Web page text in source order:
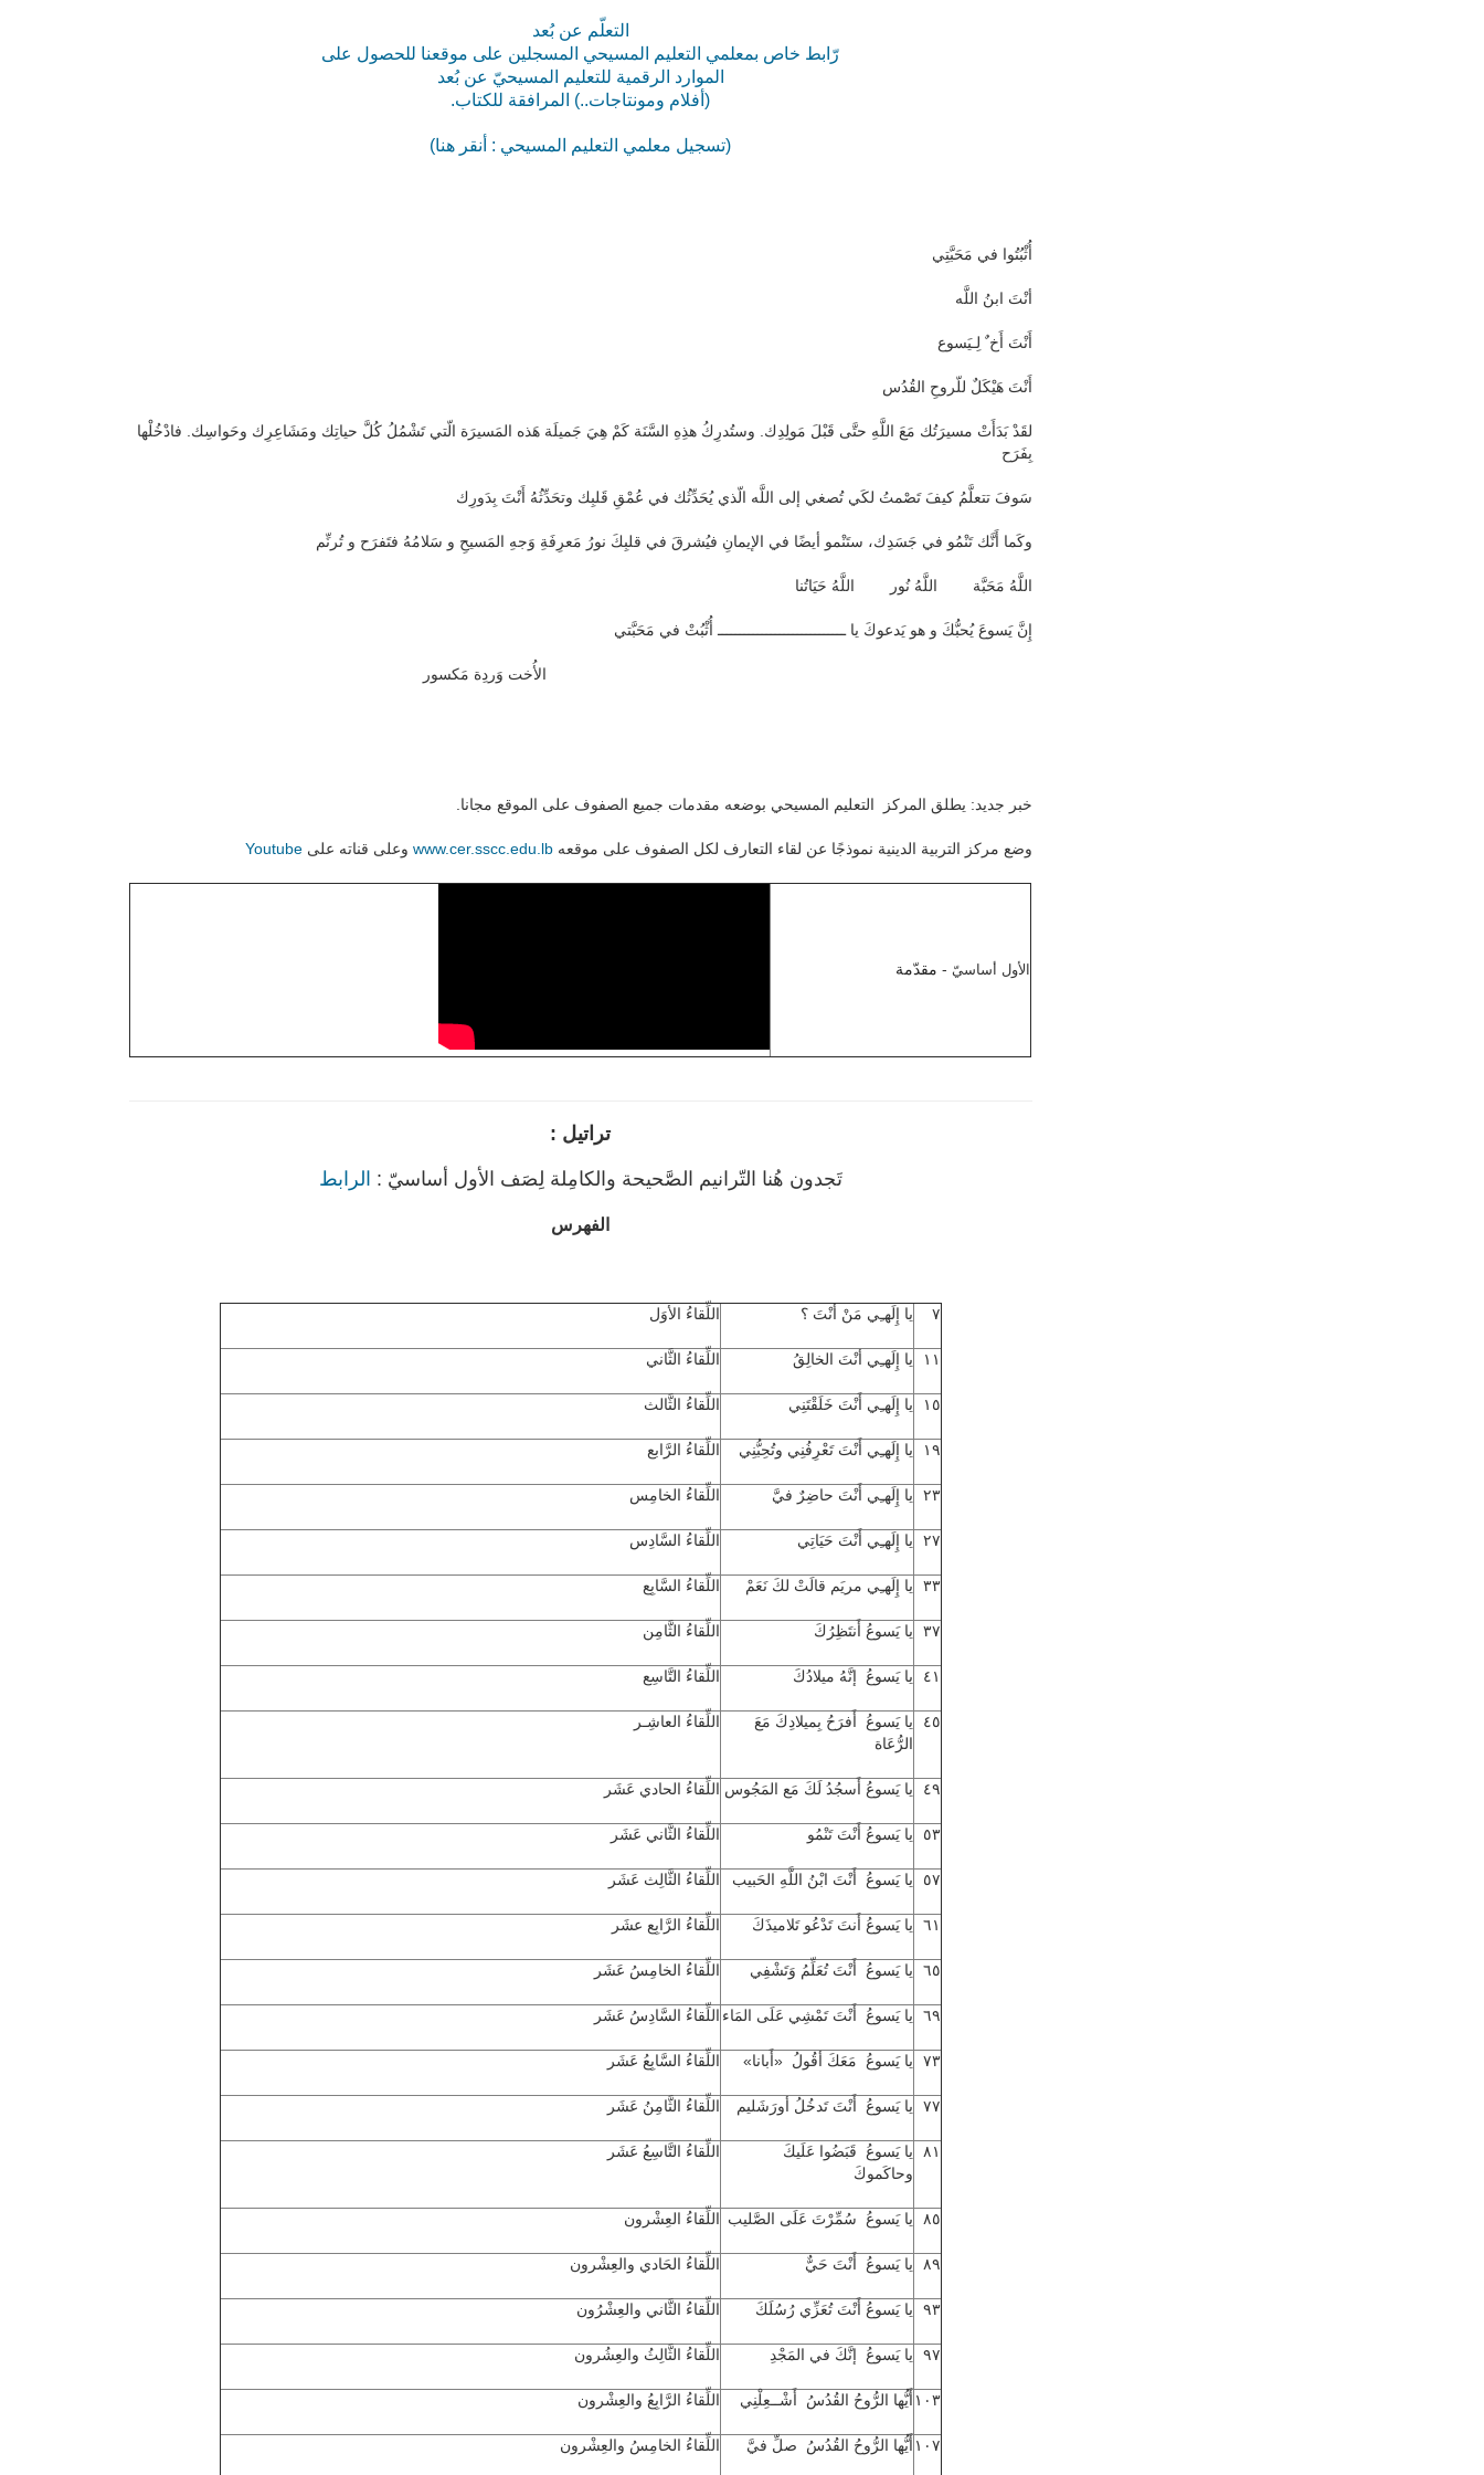
التعلّم عن بُعد
رّابط خاص بمعلمي التعليم المسيحي المسجلين على موقعنا للحصول على
الموارد الرقمية للتعليم المسيحيّ عن بُعد
(أفلام ومونتاجات..) المرافقة للكتاب.
(تسجيل معلمي التعليم المسيحي : أنقر هنا)
أُثْبُتُوا في مَحَبَّتِي
أنْتَ ابنُ اللَّه
أَنْتَ أَخ ٌ لِـيَسوع
أَنْتَ هَيْكَلٌ للّروحِ القُدُس
لقَدْ بَدَأَتْ مسيرَتُك مَعَ اللَّهِ حتَّى قَبْلَ مَولِدِك. وستُدرِكُ هذِهِ السَّنَة كَمْ هِيَ جَميلَة هَذه المَسيرَة الّتي تَشْمُلُ كُلَّ حياتِك ومَشَاعِرِك وحَواسِك. فادْخُلْها
بِفَرَح
سَوفَ تتعلَّمُ كيفَ تَصْمتُ لكَي تُصغي إلى اللَّه الّذي يُحَدِّثُك في عُمْقِ قَلبِك وتحَدِّثُهُ أَنْتَ بِدَورِك
وكَما أَنَّك تَنْمُو في جَسَدِك، ستَنْمو أيضًا في الإيمانِ فيُشرقَ في قلبِكَ نورُ مَعرِفَةِ وَجهِ المَسيحِ و سَلامُهُ فتَفرَح و تُرنِّم
اللَّهُ مَحَبَّة اللَّهُ نُور اللَّهُ حَيَاتُنا
إِنَّ يَسوعَ يُحبُّكَ و هو يَدعوكَ يا ـــــــــــــــــــــــــــــ أُثْبُتْ في مَحَبَّتي
الأُخت وَردِة مَكسور
خبر جديد: يطلق المركز التعليم المسيحي بوضعه مقدمات جميع الصفوف على الموقع مجانا.
وضع مركز التربية الدينية نموذجًا عن لقاء التعارف لكل الصفوف على موقعهwww.cer.sscc.edu.lb وعلى قناته علىYoutube
الأول أساسيّ - مقدّمة
تراتيل :
تَجدون هُنا التّرانيم الصَّحيحة والكامِلة لِصَف الأول أساسيّ : الرابط
الفهرس
٧ يا إِلَهـِي مَنْ أنْتَ ؟ اللِّقاءُ الأوَل
١١ يا إِلَهـِي أنْتَ الخالِقُ اللِّقاءُ الثَّاني
١٥ يا إِلَهـِي أَنْتَ خَلَقْتَنِي اللِّقاءُ الثَّالث
١٩ يا إِلَهـِي أَنْتَ تَعْرِفُنِي وتُحِبُّنِي اللِّقاءُ الرَّابع
٢٣ يا إِلَهـِي أَنْتَ حاضِرٌ فيَّ اللِّقاءُ الخامِس
٢٧ يا إِلَهـِي أَنْتَ حَيَاتِي اللِّقاءُ السَّادِس
٣٣ يا إِلَهـِي مريَم قالَتْ لكَ نَعَمْ اللِّقاءُ السَّابِع
٣٧ يا يَسوعُ أَنتَظِرُكَ اللِّقاءُ الثَّامِن
٤١ يا يَسوعُ إنَّهُ ميلادُكَ اللِّقاءُ التَّاسِع
٤٥
يا يَسوعُ أَفرَحُ بِميلادِكَ مَعَ
الرُّعَاة
اللِّقاءُ العاشِـر
٤٩ يا يَسوعُ أَسجُدُ لَكَ مَع المَجُوس اللِّقاءُ الحادي عَشَر
٥٣ يا يَسوعُ أَنْتَ تَنْمُو اللِّقاءُ الثَّاني عَشَر
٥٧ يا يَسوعُ أَنْتَ ابْنُ اللَّهِ الحَبيب اللِّقاءُ الثَّالِث عَشَر
٦١ يا يَسوعُ أَنتَ تَدْعُو تَلاميذَكَ اللِّقاءُ الرَّابِع عشَر
٦٥ يا يَسوعُ أَنْتَ تُعَلِّمُ وَتَشْفِي اللِّقاءُ الخامِسُ عَشَر
٦٩ يا يَسوعُ أَنْتَ تَمْشِي عَلَى المَاء اللِّقاءُ السَّادِسُ عَشَر
٧٣ يا يَسوعُ مَعَكَ أقُولُ «أَبانا» اللِّقاءُ السَّابِعُ عَشَر
٧٧ يا يَسوعُ أَنْتَ تَدخُلُ أورَشَليم اللِّقاءُ الثَّامِنُ عَشَر
٨١
يا يَسوعُ قَبَضُوا عَلَيكَ
وحاكَموكَ
اللِّقاءُ التَّاسِعُ عَشَر
٨٥ يا يَسوعُ سُمِّرْتَ عَلَى الصَّليب اللِّقاءُ العِشْرون
٨٩ يا يَسوعُ أَنْتَ حَيٌّ اللِّقاءُ الحَادي والعِشْرون
٩٣ يا يَسوعُ أَنْتَ تُعَزِّي رُسُلَكَ اللِّقاءُ الثَّاني والعِشْرُون
٩٧ يا يَسوعُ إنَّكَ في المَجْدِ اللِّقاءُ الثَّالِثُ والعِشُرون
١٠٣ أَيُّها الرُّوحُ القُدُسُ أَشْــعِلْنِي اللِّقاءُ الرَّابِعُ والعِشْرون
١٠٧ أَيُّها الرُّوحُ القُدُسُ صلِّ فيَّ اللِّقاءُ الخامِسُ والعِشْرون